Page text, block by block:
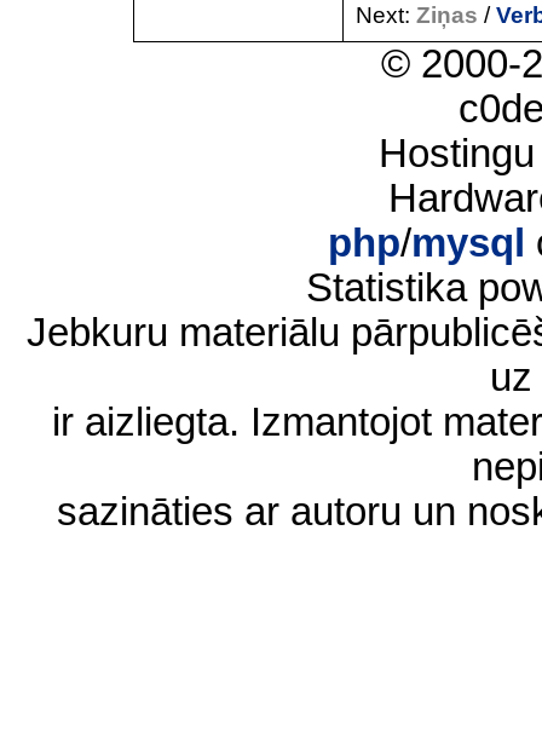
Next: Ziņas /
© 2000-
php/mysql
Statistika
Jebkuru materiālu
ir aizliegta. Izmantojot
sazināties ar autoru un